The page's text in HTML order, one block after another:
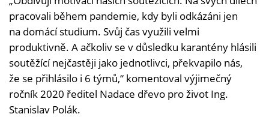
pracovali během pandemie, kdy byli odkázáni jen
na domácí studium. Svůj čas využili velmi
produktivně. A ačkoliv se v důsledku karantény hlásili
soutěžící nejčastěji jako jednotlivci, překvapilo nás,
že se přihlásilo i 6 týmů,“ komentoval výjimečný
ročník 2020 ředitel Nadace dřevo pro život Ing.
Stanislav Polák.